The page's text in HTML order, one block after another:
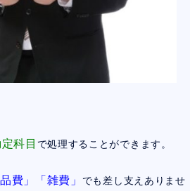
科目 で処理することができます。
費」「雑費」
でも差し支えありませ